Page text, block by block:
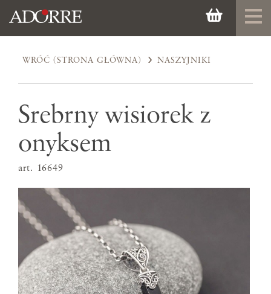
WRÓĆ (STRONA GŁÓWNA) NASZYJNIKI
Srebrny wisiorek z
onyksem
art. 16649